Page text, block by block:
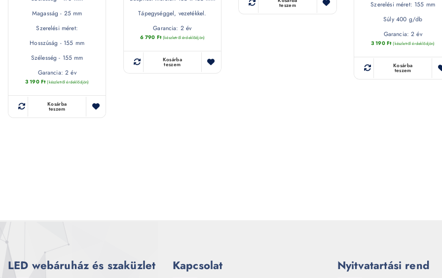
Magasság - 25 mm
Szerelési méret:
Hosszúság - 155 mm
Szélesség - 155 mm
Garancia: 2 év
3 190 Ft (készletről érdeklődjön)
Kosárba
teszem
Tápegységgel, vezetékkel.
Garancia: 2 év
6 790 Ft (készletről érdeklődjön)
Kosárba
teszem
teszem
Szerelési méret: 155 mm
Súly 400 g/db
Garancia: 2 év
3 190 Ft (készletről érdeklődjön)
Kosárba
teszem
LED webáruház és szaküzlet Kapcsolat Nyitvatartási rend